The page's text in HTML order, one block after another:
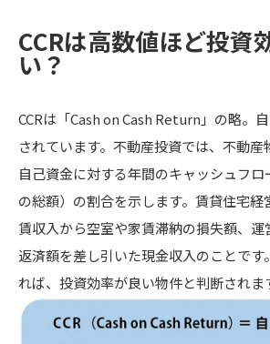
CCRは高数値ほど投資
い？
CCRは「Cash on Cash Return」の略。
されています。不動産投資では、不動産
自己資金に対する年間のキャッシュフ
の総額）の割合を示します。賃貸住宅経
賃収入から空室や家賃滞納の損失額、運
返済額を差し引いた現金収入のことです
れば、投資効率が良い物件と判断されま